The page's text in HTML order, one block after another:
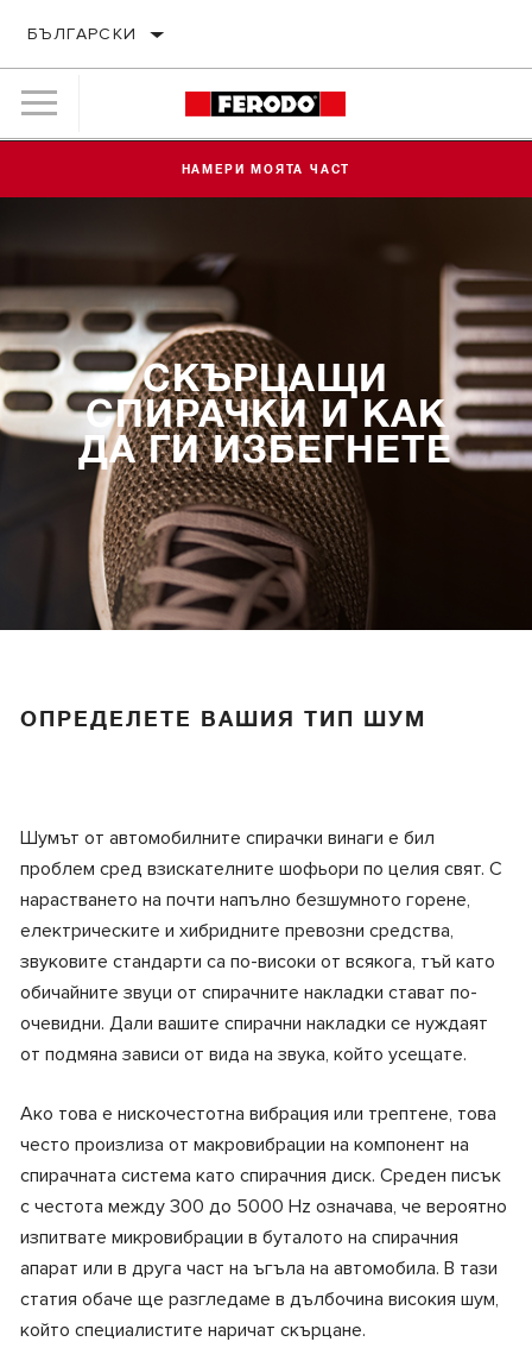
БЪЛГАРСКИ
НАМЕРИ МОЯТА ЧАСТ
СКЪРЦАЩИ
СПИРАЧКИ И КАК
ДА ГИ ИЗБЕГНЕТЕ
ОПРЕДЕЛЕТЕ ВАШИЯ ТИП ШУМ
Шумът от автомобилните спирачки винаги е бил
проблем сред взискателните шофьори по целия свят. С
нарастването на почти напълно безшумното горене,
електрическите и хибридните превозни средства,
звуковите стандарти са по-високи от всякога, тъй като
обичайните звуци от спирачните накладки стават по-
очевидни. Дали вашите спирачни накладки се нуждаят
от подмяна зависи от вида на звука, който усещате.
Ако това е нискочестотна вибрация или трептене, това
често произлиза от макровибрации на компонент на
спирачната система като спирачния диск. Среден писък
с честота между 300 до 5000 Hz означава, че вероятно
изпитвате микровибрации в буталото на спирачния
апарат или в друга част на ъгъла на автомобила. В тази
статия обаче ще разгледаме в дълбочина високия шум,
който специалистите наричат скърцане.